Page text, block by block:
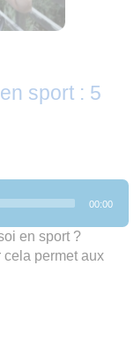
sport : 5
00:00
en sport ?
cela permet aux